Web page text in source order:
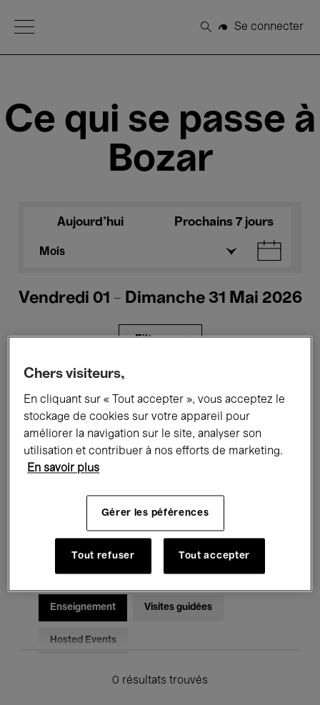
Open Menu
Rechercher
Se connecter
Ce qui se passe à
Bozar
Aujourd'hui Prochains 7 jours
Mois
Vendredi 01 - Dimanche 31 Mai 2026
Filtres
Expositions Films Performances
Rencontres & Débats Jazz
Musique électronique
Pour tous Kids’ Palace
Enseignement Visites guidées
Hosted Events
0 résultats trouvés
Chers visiteurs,
En cliquant sur « Tout accepter », vous acceptez le
stockage de cookies sur votre appareil pour
améliorer la navigation sur le site, analyser son
utilisation et contribuer à nos efforts de marketing.
En savoir plus
Gérer les péférences
Tout refuser Tout accepter